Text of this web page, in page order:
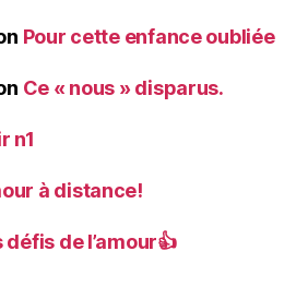
Pour cette enfance oubliée
Ce « nous » disparus.
n1
à distance!
défis de l’amour👍